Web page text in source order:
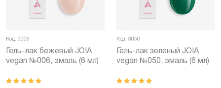
Код: 3006
Гель-лак бежевый JOIA
vegan №006, эмаль (6 мл)
Код: 3050
Гель-лак зеленый JOIA
vegan №050, эмаль (6 мл)